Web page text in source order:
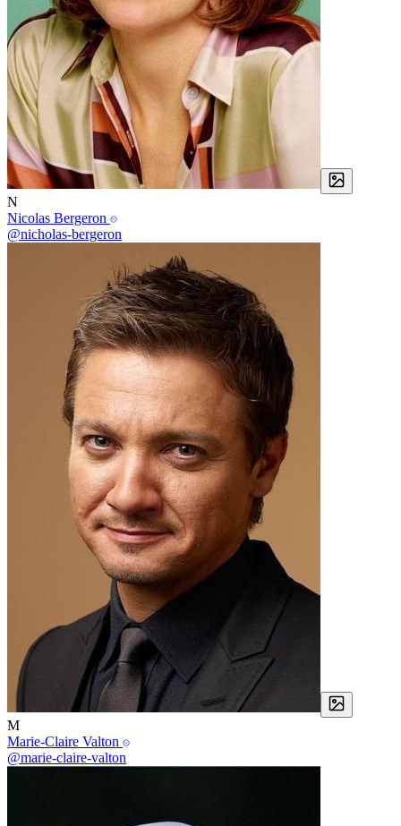
N
Nicolas Bergeron
@nicholas-bergeron
M
Marie-Claire Valton
@marie-claire-valton